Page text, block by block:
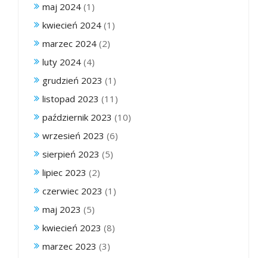
maj 2024 (1)
kwiecień 2024 (1)
marzec 2024 (2)
luty 2024 (4)
grudzień 2023 (1)
listopad 2023 (11)
październik 2023 (10)
wrzesień 2023 (6)
sierpień 2023 (5)
lipiec 2023 (2)
czerwiec 2023 (1)
maj 2023 (5)
kwiecień 2023 (8)
marzec 2023 (3)